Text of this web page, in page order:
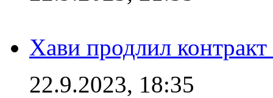
Хави продлил
22.9.2023, 18:35